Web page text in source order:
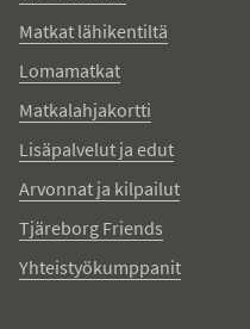
Matkat lähikentiltä
Lomamatkat
Matkalahjakortti
Lisäpalvelut ja edut
Arvonnat ja kilpailut
Tjäreborg Friends
Yhteistyökumppanit